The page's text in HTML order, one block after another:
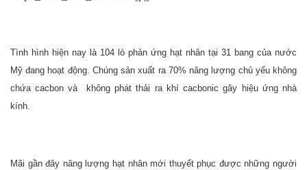
Tình hình hiện nay là 104 lò phản ứng hạt nhân tại 31 bang của nước
Mỹ đang hoạt động. Chúng sản xuất ra 70% năng lượng chủ yếu không
chứa cacbon và không phát thải ra khí cacbonic gây hiệu ứng nhà
kính.
Mãi gần đây năng lượng hạt nhân mới thuyết phục được những người